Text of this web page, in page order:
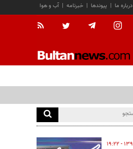
آب و هوا | خبرنامه | پیوندها | درباره ما